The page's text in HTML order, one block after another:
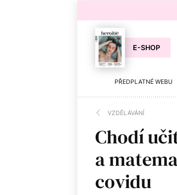
E-SHOP
PŘEDPLATNÉ WEBU
VZDĚLÁVÁNÍ
Chodí
a
covidu